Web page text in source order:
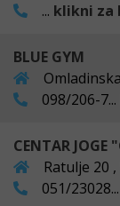
... klikni za
BLUE GYM
098/206-7...
CENTAR JOGE
Ratulje 20
051/23028...